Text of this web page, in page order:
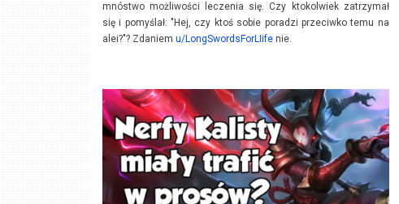
mnóstwo możliwości leczenia się. Czy ktokolwiek zatrzymał
się i pomyślał: "Hej, czy ktoś sobie poradzi przeciwko temu na
alei?"? Zdaniem u/LongSwordsForLIifenie.